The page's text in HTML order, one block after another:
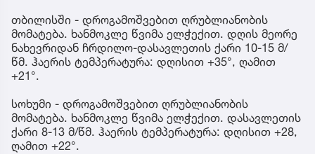
თბილისში - დროგამოშვებით ღრუბლიანობის
მომატება. ხანმოკლე წვიმა ელჭექით. დღის მეორე
ნახევრიდან ჩრდილო-დასავლეთის ქარი 10-15 მ/
წმ. ჰაერის ტემპერატურა: დღისით +35°, ღამით
+21°.
სოხუმი - დროგამოშვებით ღრუბლიანობის
მომატება. ხანმოკლე წვიმა ელჭექით. დასავლეთის
ქარი 8-13 მ/წმ. ჰაერის ტემპერატურა: დღისით +28,
ღამით +22°.